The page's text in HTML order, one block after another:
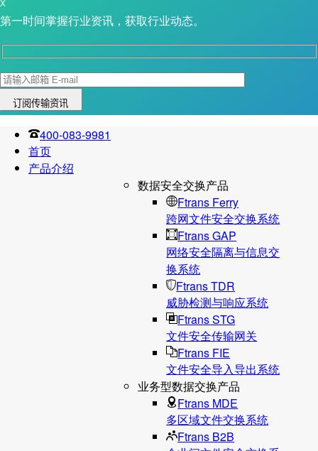
X
第一时间掌握行业资讯，获取行业动态。
400-083-9981
首页
产品介绍
数据安全交换产品
Ftrans Ferry
跨网文件安全交换系统
Ftrans GAP
网络安全隔离与信息交
换系统
Ftrans TDR
威胁检测与响应系统
Ftrans STG
文件安全传输网关
Ftrans FIE
文件安全导入导出系统
业务型数据交换产品
Ftrans MDE
多区域文件交换系统
Ftrans B2B